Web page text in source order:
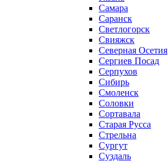
Самара
Саранск
Светлогорск
Свияжск
Северная Осетия
Сергиев Посад
Серпухов
Сибирь
Смоленск
Соловки
Сортавала
Старая Русса
Стрельна
Сургут
Суздаль